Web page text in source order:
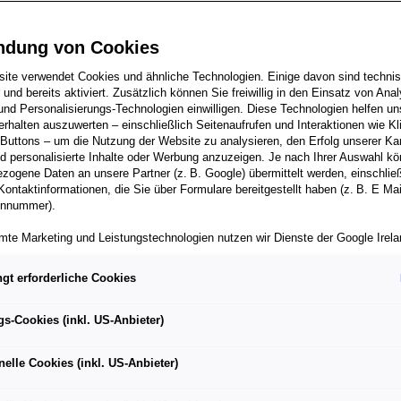
jähriges Bestehen inmitten einer großen Transformation
machen, war schon immer das Ziel des Unternehmens
20 Millionen Fahrzeuge in einem Dreivierteljahrhundert
Ausstellung am 9. Mai im Rahmen der Automobile
für SEAT S.A.: Damals begab sich das Unternehmen
Räder zu stellen. Nun feiert es sein 75-jähriges Bestehen,
in seiner Geschichte, der Umstellung des
Jahrzehnten hat SEAT S.A. stets ein Konzept
und möglichst vielen Menschen zugänglich zu
von Cookies
verwendet Cookies und ähnliche Technologien. Einige davon sind
und bereits aktiviert. Zusätzlich können Sie freiwillig in den Einsatz von
Personalisierungs-Technologien einwilligen. Diese Technologien helfen
auszuwerten – einschließlich Seitenaufrufen und Interaktionen wie
– um die Nutzung der Website zu analysieren, den Erfolg unserer
personalisierte Inhalte oder Werbung anzuzeigen. Je nach Ihrer Auswahl
Daten an unsere Partner (z. B. Google) übermittelt werden,
die Sie über Formulare bereitgestellt haben (z. B. E
Marketing und Leistungstechnologien nutzen wir Dienste der Google
Datenschutzniveau; staatliche Zugriffe und eingeschränkte
können nicht ausgeschlossen werden. Die Übermittlung
einen personalisierten Link auf unsere Website gelangen und Marketing
von dem Ihnen zugeordneten Händler bzw. im Falle eines Porsche
erforderliche Cookies
Cookies (inkl. US-Anbieter)
Cookies (inkl. US-Anbieter)